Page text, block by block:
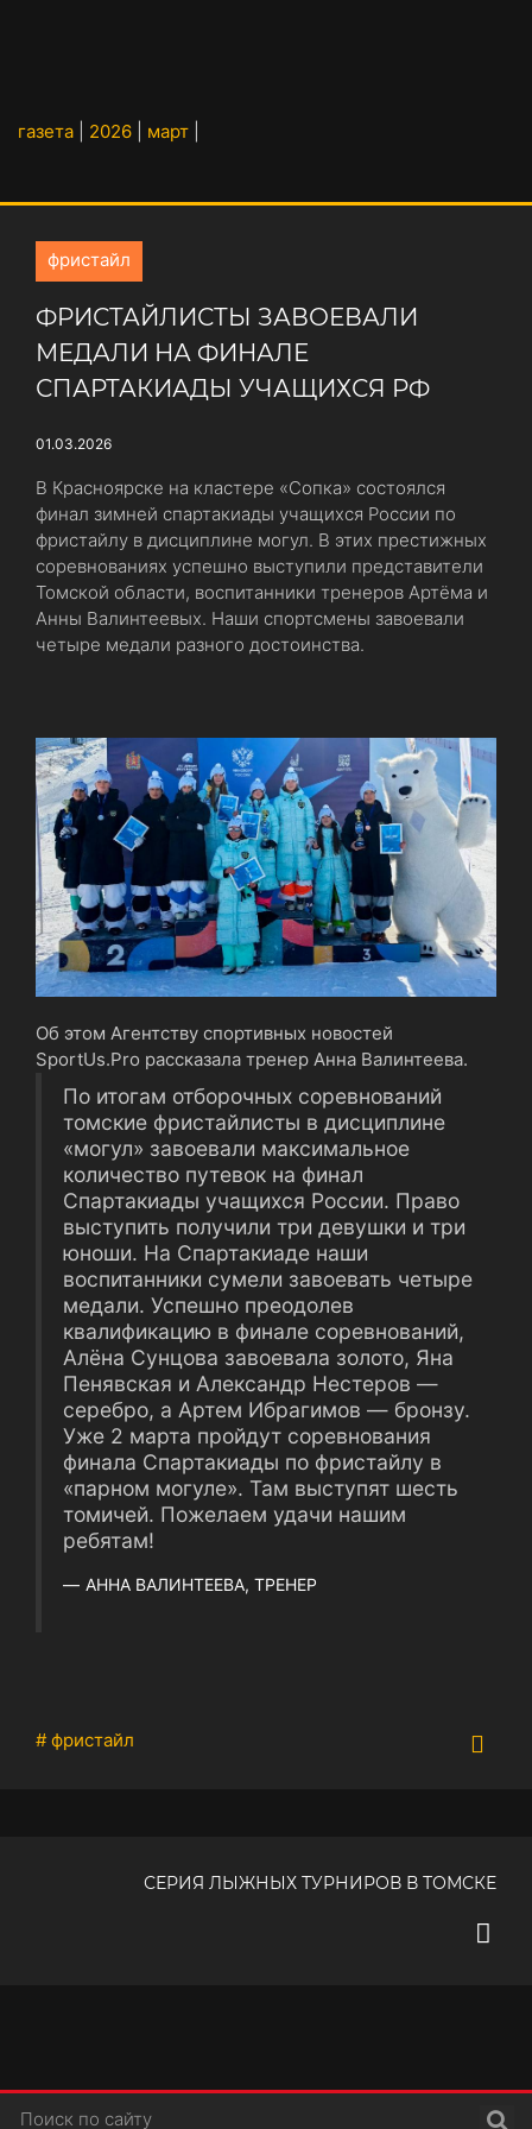
газета 2026 март
фристайл
ФРИСТАЙЛИСТЫ ЗАВОЕВАЛИ
МЕДАЛИ НА ФИНАЛЕ
СПАРТАКИАДЫ УЧАЩИХСЯ РФ
01.03.2026
В Красноярске на кластере «Сопка» состоялся
финал зимней спартакиады учащихся России по
фристайлу в дисциплине могул. В этих престижных
соревнованиях успешно выступили представители
Томской области, воспитанники тренеров Артёма и
Анны Валинтеевых. Наши спортсмены завоевали
четыре медали разного достоинства.
Об этом Агентству спортивных новостей
SportUs.Pro рассказала тренер Анна Валинтеева.
По итогам отборочных соревнований
томские фристайлисты в дисциплине
«могул» завоевали максимальное
количество путевок на финал
Спартакиады учащихся России. Право
выступить получили три девушки и три
юноши. На Спартакиаде наши
воспитанники сумели завоевать четыре
медали. Успешно преодолев
квалификацию в финале соревнований,
Алёна Сунцова завоевала золото, Яна
Пенявская и Александр Нестеров ―
серебро, а Артем Ибрагимов ― бронзу.
Уже 2 марта пройдут соревнования
финала Спартакиады по фристайлу в
«парном могуле». Там выступят шесть
томичей. Пожелаем удачи нашим
ребятам!
АННА ВАЛИНТЕЕВА, ТРЕНЕР
# фристайл
СЕРИЯ ЛЫЖНЫХ ТУРНИРОВ В ТОМСКЕ